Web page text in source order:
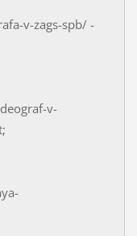
v-zags-spb/ -
v-